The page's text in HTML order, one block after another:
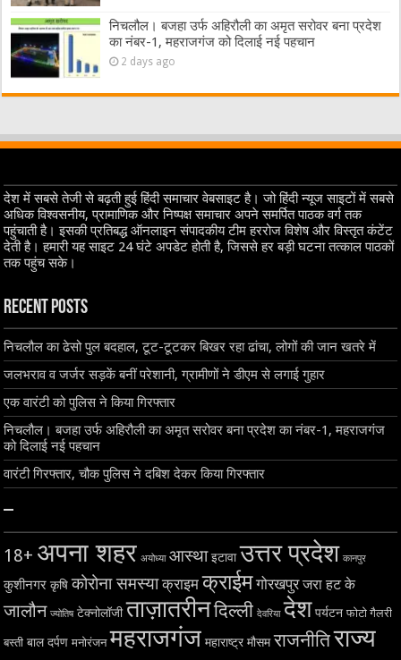
निचलौल। बजहा उर्फ अहिरौली का अमृत सरोवर बना प्रदेश
का नंबर-1, महराजगंज को दिलाई नई पहचान
2 days ago
देश में सबसे तेजी से बढ़ती हुई हिंदी समाचार वेबसाइट है। जो हिंदी न्यूज साइटों में सबसे
अधिक विश्वसनीय, प्रामाणिक और निष्पक्ष समाचार अपने समर्पित पाठक वर्ग तक
पहुंचाती है। इसकी प्रतिबद्ध ऑनलाइन संपादकीय टीम हररोज विशेष और विस्तृत कंटेंट
देती है। हमारी यह साइट 24 घंटे अपडेट होती है, जिससे हर बड़ी घटना तत्काल पाठकों
तक पहुंच सके।
Recent Posts
निचलौल का ढेसो पुल बदहाल, टूट-टूटकर बिखर रहा ढांचा, लोगों की जान खतरे में
जलभराव व जर्जर सड़कें बनीं परेशानी, ग्रामीणों ने डीएम से लगाई गुहार
एक वारंटी को पुलिस ने किया गिरफ्तार
निचलौल। बजहा उर्फ अहिरौली का अमृत सरोवर बना प्रदेश का नंबर-1, महराजगंज
को दिलाई नई पहचान
वारंटी गिरफ्तार, चौक पुलिस ने दबिश देकर किया गिरफ्तार
–
18+ अपना शहर अयोध्या आस्था इटावा उत्तर प्रदेश कानपुर
कुशीनगर कृषि कोरोना समस्या क्राइम क्राईम गोरखपुर जरा हट के
जालौन ज्योतिष टेक्नोलॉजी ताज़ातरीनदिल्ली देवरिया देश पर्यटन फोटो गैलरी
बस्ती बाल दर्पण मनोरंजन महराजगंज महाराष्ट्र मौसम राजनीतिराज्य